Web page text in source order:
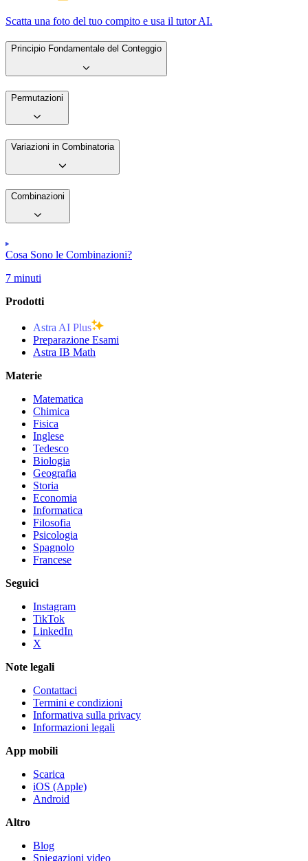
Scatta una foto del tuo compito e usa il tutor AI.
Principio Fondamentale del Conteggio
Permutazioni
Variazioni in Combinatoria
Combinazioni
Cosa Sono le Combinazioni?
7 minuti
Prodotti
Astra AI Plus
Preparazione Esami
Astra IB Math
Materie
Matematica
Chimica
Fisica
Inglese
Tedesco
Biologia
Geografia
Storia
Economia
Informatica
Filosofia
Psicologia
Spagnolo
Francese
Seguici
Instagram
TikTok
LinkedIn
X
Note legali
Contattaci
Termini e condizioni
Informativa sulla privacy
Informazioni legali
App mobili
Scarica
iOS (Apple)
Android
Altro
Blog
Spiegazioni video